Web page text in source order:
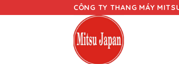
CÔNG TY THANG MÁY